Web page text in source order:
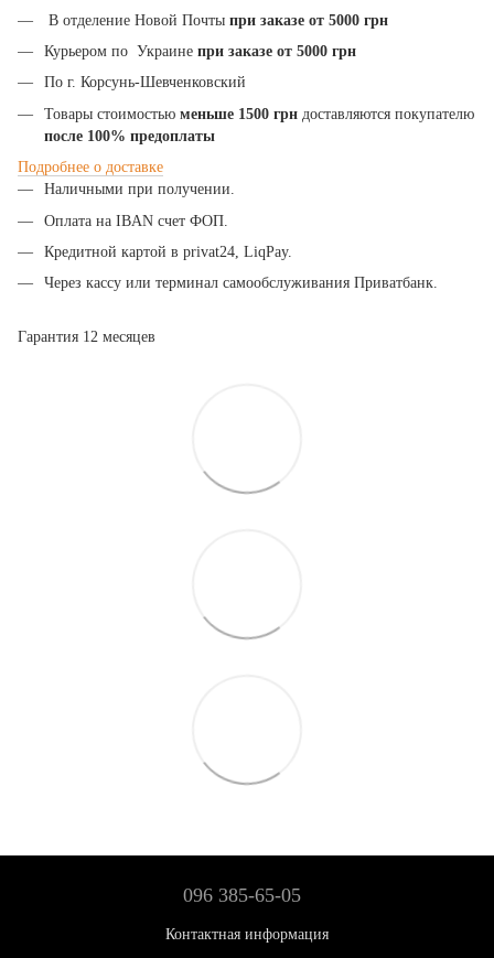
В отделение Новой Почты при заказе от 5000 грн
Курьером по Украине при заказе от 5000 грн
По г. Корсунь-Шевченковский
Товары стоимостью меньше 1500 грн доставляются покупателю
после 100% предоплаты
Подробнее о доставке
Наличными при получении.
Оплата на IBAN счет ФОП.
Кредитной картой в privat24, LiqPay.
Через кассу или терминал самообслуживания Приватбанк.
Гарантия 12 месяцев
096 385-65-05
Контактная информация